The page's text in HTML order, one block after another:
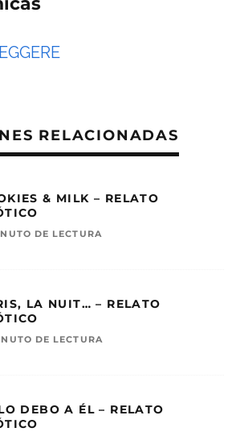
RELACIONADAS
& MILK – RELATO
DE LECTURA
LA NUIT… – RELATO
DE LECTURA
DEBO A ÉL – RELATO